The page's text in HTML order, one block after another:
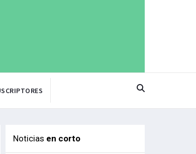
Noticias en corto